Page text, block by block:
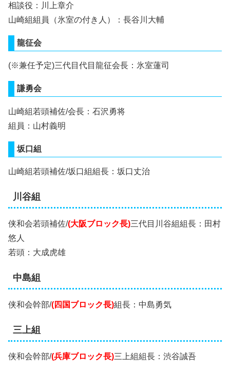
相談役：川上章介
山崎組組員（氷室の付き人）：長谷川大輔
龍征会
(※兼任予定)三代目代目龍征会長：氷室蓮司
謙勇会
山崎組若頭補佐/会長：石沢勇将
組員：山村義明
坂口組
山崎組若頭補佐/坂口組組長：坂口丈治
川谷組
侠和会若頭補佐/(大阪ブロック長)三代目川谷組組長：田村
悠人
若頭：大成虎雄
中島組
侠和会幹部/(四国ブロック長)組長：中島勇気
三上組
侠和会幹部/(兵庫ブロック長)三上組組長：渋谷誠吾